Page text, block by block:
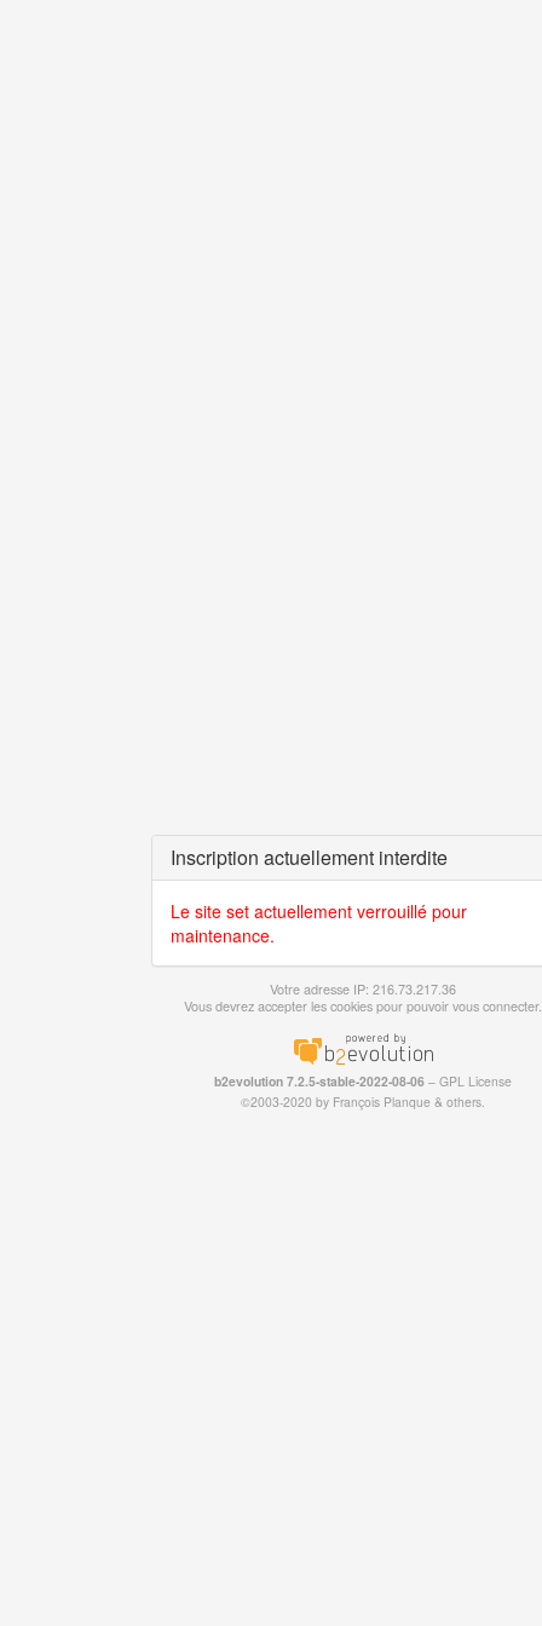
Inscription actuellement interdite
Le site set actuellement verrouillé pour
maintenance.
Votre adresse IP: 216.73.217.36
Vous devrez accepter les cookies pour pouvoir vous connecter.
b2evolution 7.2.5-stable-2022-08-06 – GPL License
©2003-2020 by François Planque & others